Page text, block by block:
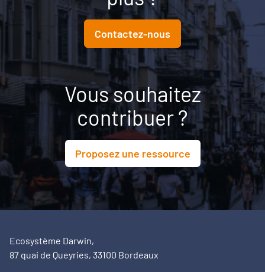
aux conditions nécessaires pour transformer une
ambition politique en projet territorial.
Contactez-nous
Vous souhaitez
contribuer ?
Proposez une ressource
Ecosystème Darwin,
87 quai de Queyries, 33100 Bordeaux